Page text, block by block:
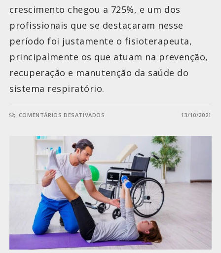
crescimento chegou a 725%, e um dos
profissionais que se destacaram nesse
período foi justamente o fisioterapeuta,
principalmente os que atuam na prevenção,
recuperação e manutenção da saúde do
sistema respiratório.
COMENTÁRIOS DESATIVADOS 13/10/2021